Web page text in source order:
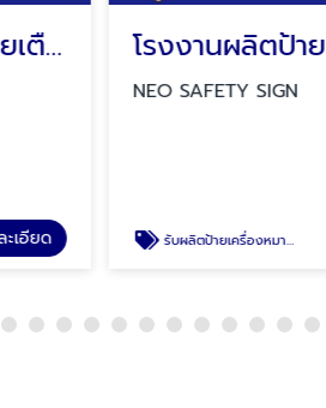
ขายส่งป้ายเครื่องหมายเตือน
ะเอียด
NEO SAFETY SIGN
รับผลิตป้ายเครื่องหมายบังคับ